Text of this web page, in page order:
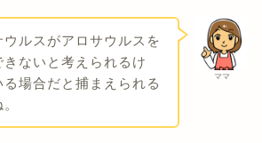
ママ
ルスがアロサウルスを
ないと考えられるけ
場合だと捕まえられる